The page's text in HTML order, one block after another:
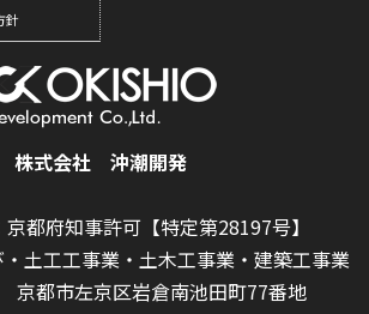
針
株式会社 沖潮開発
都府知事許可【特定第28197号】
土工工事業・土木工事業・建築工事業
京都市左京区岩倉南池田町77番地